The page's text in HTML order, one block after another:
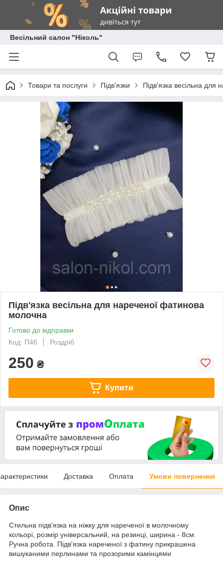
Весільний салон "Ніколь"
Товари та послуги Підв'язки Підв'язка весільна
Підв'язка весільна для нареченої фатинова
молочна
Готово до відправки
Код: П46
Роздріб
250 ₴
Купити
Доставка Оплата Умови повернення
Опис
Стильна підв'язка на ніжку для нареченої в молочному
кольорі, розмір універсальний, на резинці, ширина - 8см.
Ручна робота. Підв'язка нареченої з фатину прикрашена
вишуканими перлинами та прозорими камінцями